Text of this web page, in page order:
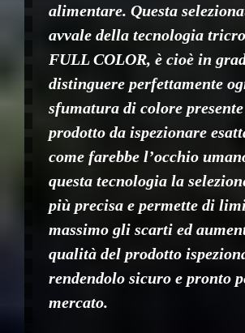
alimentare. Questa
avvale della tecnologia
FULL COLOR, è cioè in
distinguere perfettamente
sfumatura di colore
prodotto da ispezionare
come farebbe l’occhio
questa tecnologia la
più precisa e permette di
massimo gli scarti ed
qualità del prodotto
rendendolo sicuro e pronto
mercato.